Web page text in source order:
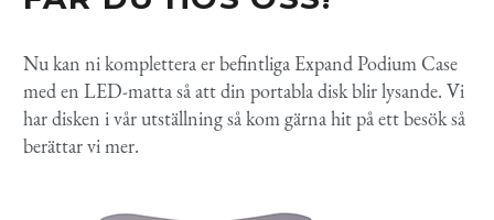
Nu kan ni komplettera er befintliga Expand Podium Case
med en LED-matta så att din portabla disk blir lysande. Vi
har disken i vår utställning så kom gärna hit på ett besök så
berättar vi mer.